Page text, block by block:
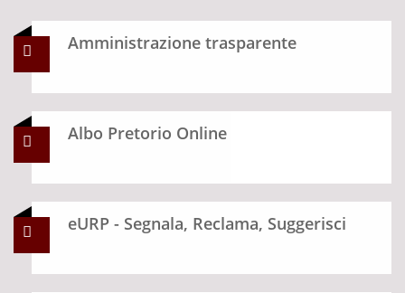
Amministrazione trasparente
Albo Pretorio Online
eURP - Segnala, Reclama, Suggerisci